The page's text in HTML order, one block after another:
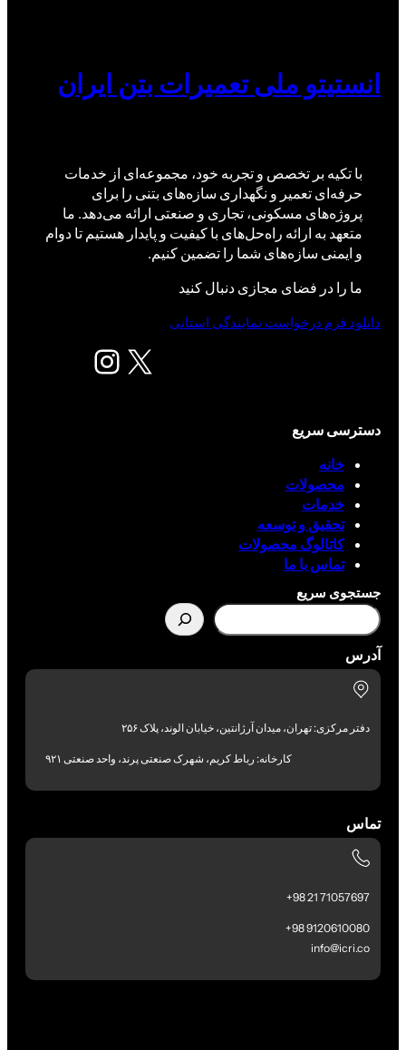
انستیتو ملی تعمیرات بتن ایران
با تکیه بر تخصص و تجربه خود، مجموعه‌ای از خدمات
حرفه‌ای تعمیر و نگهداری سازه‌های بتنی را برای
پروژه‌های مسکونی، تجاری و صنعتی ارائه می‌دهد. ما
متعهد به ارائه راه‌حل‌های با کیفیت و پایدار هستیم تا دوام
و ایمنی سازه‌های شما را تضمین کنیم.
ما را در فضای مجازی دنبال کنید
X اینستاگرم
دانلود فرم درخواست نمایندگی استانی
دسترسی سریع
خانه
محصولات
خدمات
تحقیق و توسعه
کاتالوگ محصولات
تماس با ما
جستجوی سریع
آدرس
دفتر مرکزی: تهران، میدان آرژانتین، خیابان الوند، پلاک ۲۵۶
کارخانه: رباط کریم، شهرک صنعتی پرند، واحد صنعتی ۹۲۱
تماس
71057697 21 98+
9120610080 98+
info@icri.co